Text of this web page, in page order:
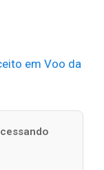
em Voo da